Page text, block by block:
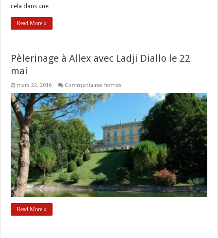
cela dans une …
Read More »
Pèlerinage à Allex avec Ladji Diallo le 22
mai
mars 22, 2016 Commentaires fermés
Diallo
le
22
mai
Read More »